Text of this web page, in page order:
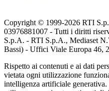
Copyright © 1999-2026 RTI
03976881007 - Tutti i diritti
S.p.A. - RTI S.p.A., Mediaset
Bassi) - Uffici Viale Europa 46,
Rispetto ai contenuti e ai dati
vietata ogni utilizzazione
intelligenza artificiale